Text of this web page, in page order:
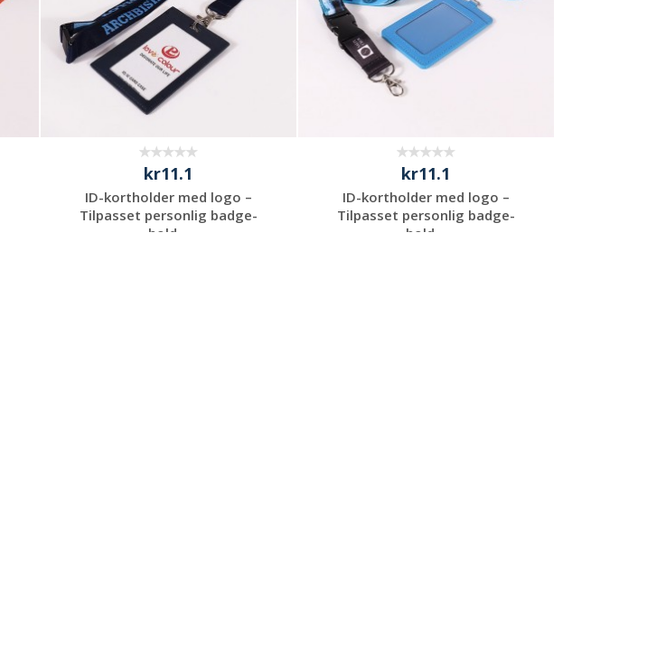
kr11.1
ID-kortholder med logo –
Tilpasset personlig badge-
hold...
kr11.1
ID-kortholder med logo –
Tilpasset personlig badge-
hold...